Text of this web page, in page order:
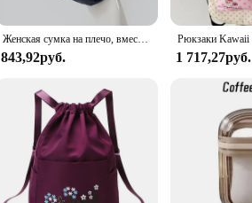
Женская сумка на плечо, вместительная Складная спортивная сумка для тренажерного зала, водонепроницаемая сумка из ткани Оксфорд для йоги, портативная дорожная сумка, сумки для багажа
843,92руб. 1 717,27руб.